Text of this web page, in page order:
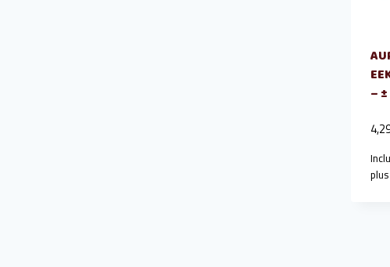
–
plus